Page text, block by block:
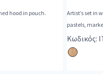
hood in pouch.
Artist’s set in
pastels,
Κωδικός: